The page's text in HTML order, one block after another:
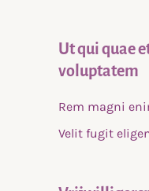
Ut qui quae
voluptatem
Rem magni
Velit fugit